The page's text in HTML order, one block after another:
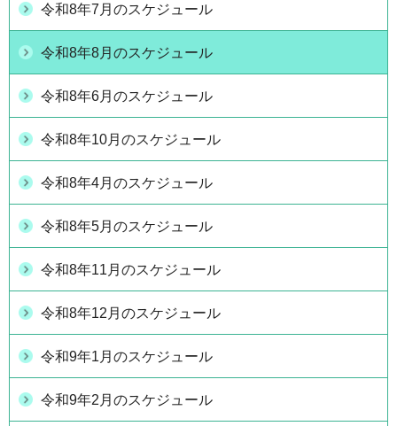
令和8年7月のスケジュール
令和8年8月のスケジュール
令和8年6月のスケジュール
令和8年10月のスケジュール
令和8年4月のスケジュール
令和8年5月のスケジュール
令和8年11月のスケジュール
令和8年12月のスケジュール
令和9年1月のスケジュール
令和9年2月のスケジュール